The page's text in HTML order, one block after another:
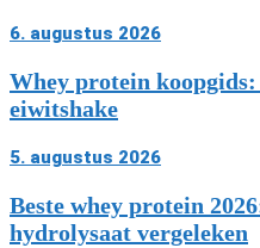
6. augustus 2026
Whey protein
eiwitshake
5. augustus 2026
Beste whey protein
hydrolysaat vergeleken